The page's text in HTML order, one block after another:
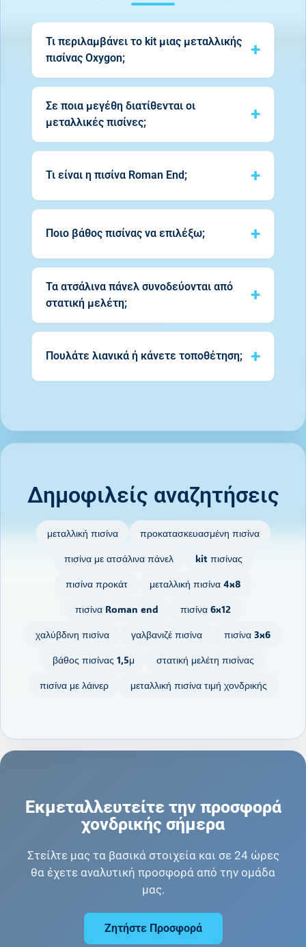
Τι περιλαμβάνει το kit μιας μεταλλικής
πισίνας Oxygon;
Σε ποια μεγέθη διατίθενται οι
μεταλλικές πισίνες;
Τι είναι η πισίνα Roman End;
Ποιο βάθος πισίνας να επιλέξω;
Τα ατσάλινα πάνελ συνοδεύονται από
στατική μελέτη;
Πουλάτε λιανικά ή κάνετε τοποθέτηση;
Δημοφιλείς αναζητήσεις
μεταλλική πισίνα
προκατασκευασμένη πισίνα
πισίνα με ατσάλινα πάνελ
kit πισίνας
πισίνα προκάτ
μεταλλική πισίνα 4x8
πισίνα Roman end
πισίνα 6x12
χαλύβδινη πισίνα
γαλβανιζέ πισίνα
πισίνα 3x6
βάθος πισίνας 1,5μ
στατική μελέτη πισίνας
πισίνα με λάινερ
μεταλλική πισίνα τιμή χονδρικής
Εκμεταλλευτείτε την προσφορά
χονδρικής σήμερα
Στείλτε μας τα βασικά στοιχεία και σε 24 ώρες
θα έχετε αναλυτική προσφορά από την ομάδα
μας.
Ζητήστε Προσφορά